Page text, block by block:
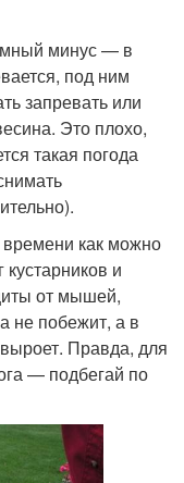
минус — в
под ним
запревать или
Это плохо,
такая погода
как можно
и
от мышей,
не побежит, а в
Правда, для
— подбегай по